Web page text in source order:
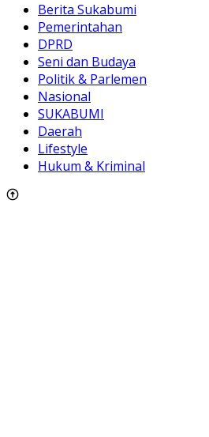
Berita Sukabumi
Pemerintahan
DPRD
Seni dan Budaya
Politik & Parlemen
Nasional
SUKABUMI
Daerah
Lifestyle
Hukum & Kriminal